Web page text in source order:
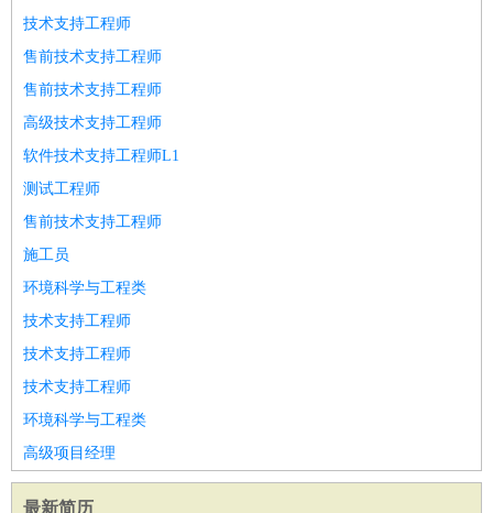
技术支持工程师
售前技术支持工程师
售前技术支持工程师
高级技术支持工程师
软件技术支持工程师L1
测试工程师
售前技术支持工程师
施工员
环境科学与工程类
技术支持工程师
技术支持工程师
技术支持工程师
环境科学与工程类
高级项目经理
最新简历